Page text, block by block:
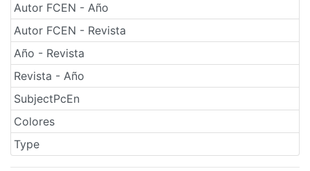
Autor FCEN - Año
Autor FCEN - Revista
Año - Revista
Revista - Año
SubjectPcEn
Colores
Type